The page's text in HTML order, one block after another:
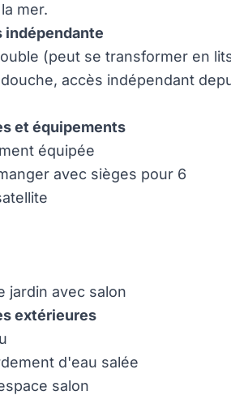
mer.
indépendante
(peut se transformer en
accès indépendant
et équipements
équipée
avec sièges pour 6
jardin avec salon
extérieures
d'eau salée
salon